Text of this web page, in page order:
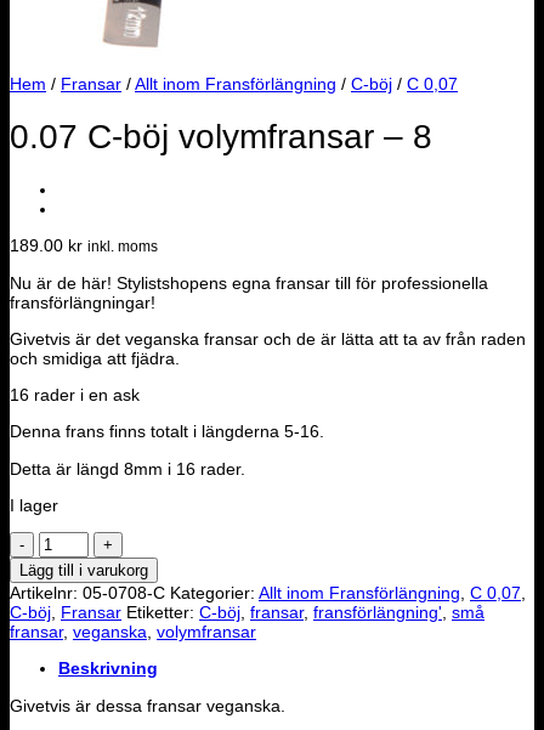
Hem / Fransar /Allt inom Fransförlängning / C-böj / C 0,07
0.07 C-böj volymfransar – 8
189.00 kr inkl. moms
Nu är de här! Stylistshopens egna fransar till för professionella
fransförlängningar!
Givetvis är det veganska fransar och de är lätta att ta av från raden
och smidiga att fjädra.
16 rader i en ask
Denna frans finns totalt i längderna 5-16.
Detta är längd 8mm i 16 rader.
I lager
0.07
C-
böj
volymfransar
-
8
Lägg till i varukorg
Artikelnr: 05-0708-C Kategorier: Allt inom Fransförlängning C 0,07
C-böj Fransar Etiketter: C-böj fransar, fransförlängning' små
fransar, veganska volymfransar
Beskrivning
Givetvis är dessa fransar veganska.